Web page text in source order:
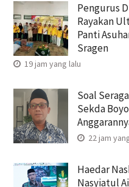
Pengurus
Rayakan
Panti
Sragen
19 jam yang lalu
Soal
Sekda
22 jam
Haedar
Nasyiatul